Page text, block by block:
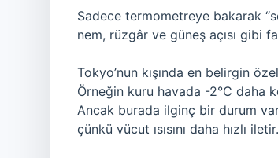
Sadece termometreye bakarak
nem, rüzgâr ve güneş açısı gibi
Tokyo’nun kışında en belirgin
Örneğin kuru havada -2°C daha
Ancak burada ilginç bir durum
çünkü vücut ısısını daha hızlı iletir.